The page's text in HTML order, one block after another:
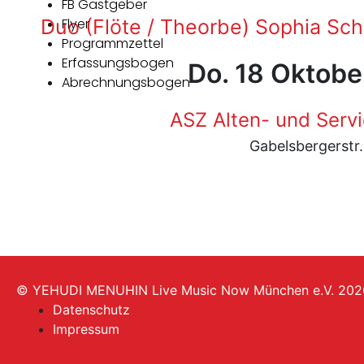
FB Gastgeber
Flyer
Programmzettel
Erfassungsbogen
Abrechnungsbogen
Duo (Flöte / Theorbe) Sophia
Do. 18
ASZ Alten- und
© YEHUDI MENUHIN Live Music Now München e.V.
Datenschutz
Impressum